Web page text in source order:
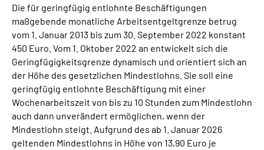
Online-Services
Suche
Language
Inhalte in Gebärdensprache (DGS)
Leichte Sprache
Die für geringfügig entlohnte Beschäftigungen
maßgebende monatliche Arbeitsentgeltgrenze betrug
vom 1. Januar 2013 bis zum 30. September 2022 konstant
450 Euro. Vom 1. Oktober 2022 an entwickelt sich die
Geringfügigkeitsgrenze dynamisch und orientiert sich an
der Höhe des gesetzlichen Mindestlohns. Sie soll eine
geringfügig entlohnte Beschäftigung mit einer
Wochenarbeitszeit von bis zu 10 Stunden zum Mindestlohn
auch dann unverändert ermöglichen, wenn der
Mindestlohn steigt. Aufgrund des ab 1. Januar 2026
geltenden Mindestlohns in Höhe von 13,90 Euro je